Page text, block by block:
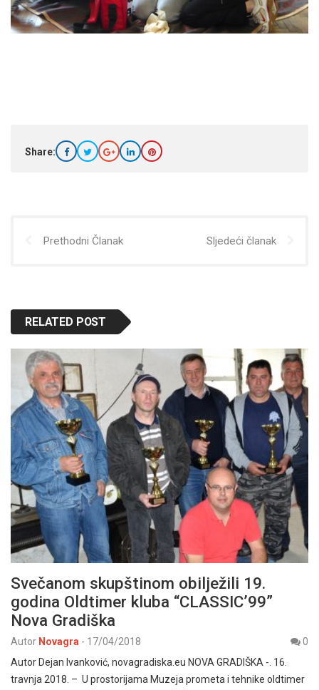
Share:
Prethodni Članak Sljedeći članak
RELATED POST
Svečanom skupštinom obilježili 19.
godina Oldtimer kluba “CLASSIC’99”
Nova Gradiška
Autor Novagra - 17/04/2018
0
Autor Dejan Ivanković, novagradiska.eu NOVA GRADIŠKA -. 16.
travnja 2018. – U prostorijama Muzeja prometa i tehnike oldtimer